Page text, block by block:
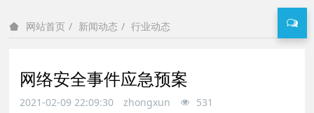
网站首页 新闻动态 行业动态
网络安全事件应急预案
2021-02-09 22:09:30 zhongxun 531